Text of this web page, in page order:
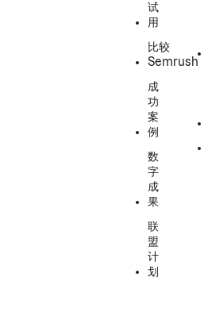
试
用
比较
Semrush
成
功
案
例
数
字
成
果
联
盟
计
划